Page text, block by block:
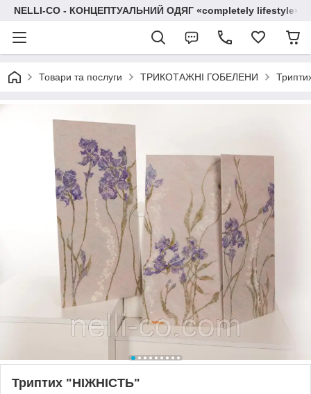
NELLI-CO - КОНЦЕПТУАЛЬНИЙ ОДЯГ «completely lifestyle»
Товари та послуги ТРИКОТАЖНІ ГОБЕЛЕНИ
Триптих "НІЖНІСТЬ"